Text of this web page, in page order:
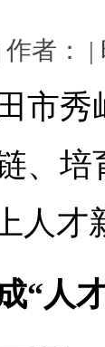
者： |
市
、
人才
“人